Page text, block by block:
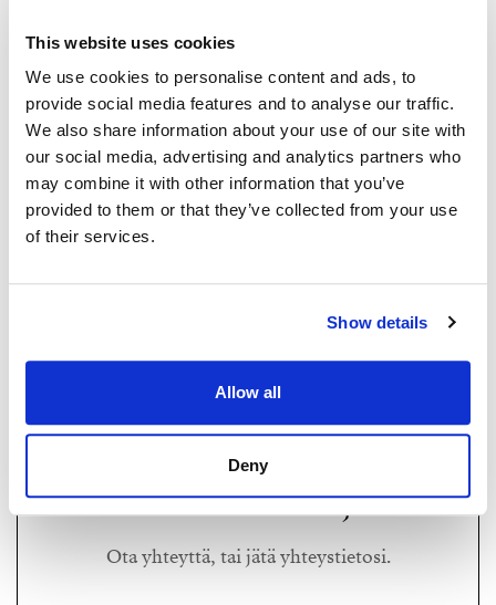
This website uses cookies
We use cookies to personalise content and ads, to
provide social media features and to analyse our traffic.
We also share information about your use of our site with
our social media, advertising and analytics partners who
may combine it with other information that you’ve
provided to them or that they’ve collected from your use
of their services.
Show details
Allow all
Deny
Kiinteistönvälittäjä LKV, KTM, sisustussuunnittelija
Manna Satuli LKV | 2683670-3
Haluatko lisätietoja?
Ota yhteyttä, tai jätä yhteystietosi.